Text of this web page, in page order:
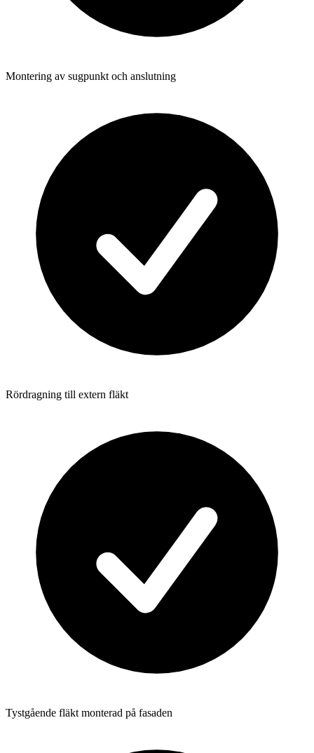
Montering av sugpunkt och anslutning
Rördragning till extern fläkt
Tystgående fläkt monterad på fasaden